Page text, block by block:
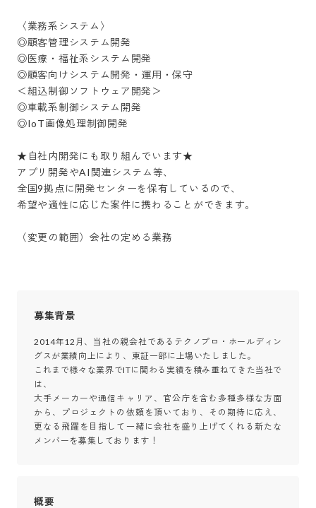
〈業務系システム〉
◎顧客管理システム開発
◎医療・福祉系システム開発
◎顧客向けシステム開発・運用・保守
＜組込制御ソフトウェア開発＞
◎車載系制御システム開発
◎IoT画像処理制御開発
★自社内開発にも取り組んでいます★
アプリ開発やAI関連システム等、
全国9拠点に開発センターを保有しているので、
希望や適性に応じた案件に携わることができます。
（変更の範囲）会社の定める業務
募集背景
2014年12月、当社の親会社であるテクノプロ・ホールディン
グスが業績向上により、東証一部に上場いたしました。
これまで様々な業界でITに関わる実績を積み重ねてきた当社で
は、
大手メーカーや通信キャリア、官公庁を含む多種多様な方面
から、プロジェクトの依頼を頂いており、その期待に応え、
更なる飛躍を目指して一緒に会社を盛り上げてくれる新たな
メンバーを募集しております！
概要